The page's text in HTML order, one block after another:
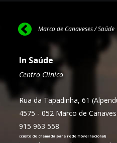
Marco de Canaveses / Saúde
In Saúde
Centro Clínico
Rua da Tapadinha, 61
4575 - 052 Marco de
915 963 558
(custo de chamada para rede móvel nacional)